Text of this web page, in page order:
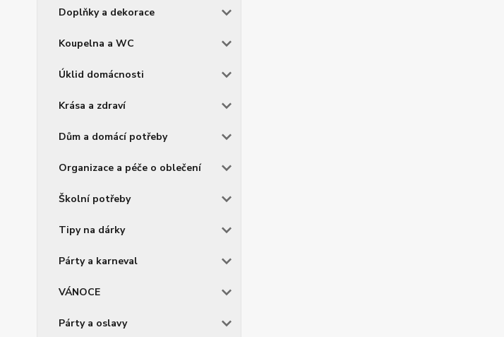
Doplňky a dekorace
Koupelna a WC
Úklid domácnosti
Krása a zdraví
Dům a domácí potřeby
Organizace a péče o oblečení
Školní potřeby
Tipy na dárky
Párty a karneval
VÁNOCE
Párty a oslavy